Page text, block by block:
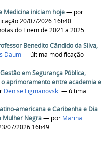
Medicina iniciam hoje— por
20/07/2026 16h40
do Enem de 2021 a 2025
Benedito Cândido da Silva,
Daum— última modificação
em Segurança Pública,
aprimoramento entre academia e
Denise Ligmanovski — última
americana e Caribenha e Dia
Mulher Negra— por Marina
07/2026 16h49